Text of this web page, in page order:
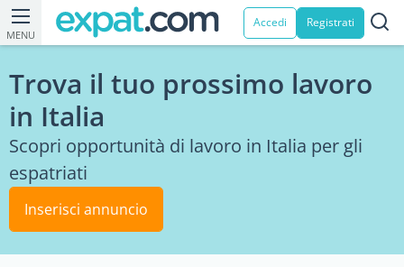
MENU
Accedi Registrati
Trova il tuo prossimo lavoro
in Italia
Scopri opportunità di lavoro in Italia per gli
espatriati
Inserisci annuncio